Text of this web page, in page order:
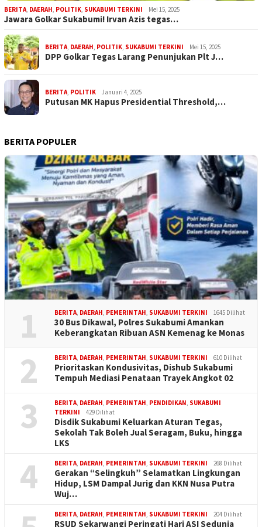
BERITA, DAERAH, POLITIK, SUKABUMI TERKINI Mei 15, 2025
Jawara Golkar Sukabumi! Irvan Azis tegas…
BERITA, DAERAH, POLITIK, SUKABUMI TERKINI Mei 15, 2025
DPP Golkar Tegas Larang Penunjukan Plt J…
BERITA, POLITIK Januari 4, 2025
Putusan MK Hapus Presidential Threshold,…
BERITA POPULER
1 BERITA, DAERAH, PEMERINTAH, SUKABUMI TERKINI 1645 Dilihat
30 Bus Dikawal, Polres Sukabumi Amankan
Keberangkatan Ribuan ASN Kemenag ke Monas
2 BERITA, DAERAH, PEMERINTAH, SUKABUMI TERKINI 610 Dilihat
Prioritaskan Kondusivitas, Dishub Sukabumi
Tempuh Mediasi Penataan Trayek Angkot 02
3 BERITA, DAERAH, PEMERINTAH, PENDIDIKAN, SUKABUMI
TERKINI
429 Dilihat
Disdik Sukabumi Keluarkan Aturan Tegas,
Sekolah Tak Boleh Jual Seragam, Buku, hingga
LKS
4 BERITA, DAERAH, PEMERINTAH, SUKABUMI TERKINI 268 Dilihat
Gerakan “Selingkuh” Selamatkan Lingkungan
Hidup, LSM Dampal Jurig dan KKN Nusa Putra
Wuj…
BERITA, DAERAH, PEMERINTAH, SUKABUMI TERKINI 204 Dilihat
RSUD Sekarwangi Peringati Hari ASI Sedunia